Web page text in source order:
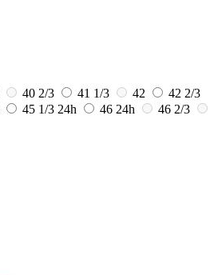
40 2/3 41 1/3 42
42 2/3
45 1/3 24h 46 24h
46 2/3